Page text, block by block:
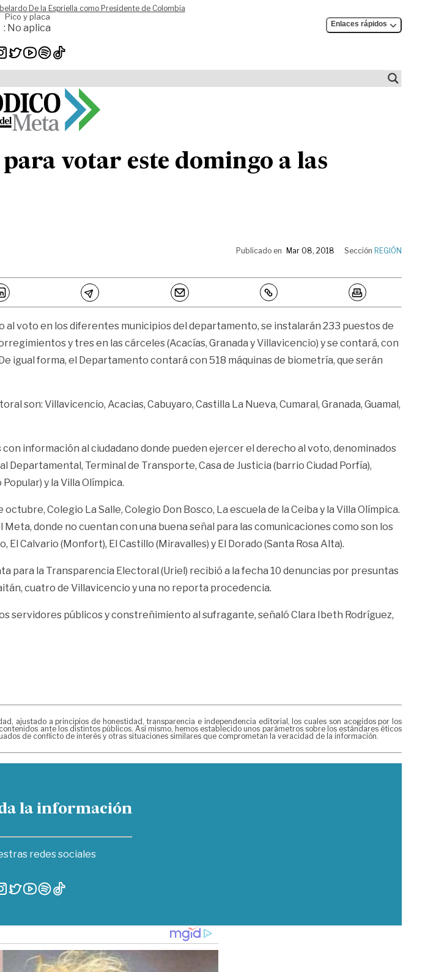
De la Espriella como Presidente de Colombia
Pico y placa
: No aplica Enlaces rápidos
votar este domingo a las
Publicado en Mar 08, 2018 Sección REGIÓN
voto en los diferentes municipios del departamento, se instalarán 233 puestos de
y tres en las cárceles (Acacías, Granada y Villavicencio) y se contará, con
igual forma, el Departamento contará con 518 máquinas de biometría, que serán
son: Villavicencio, Acacias, Cabuyaro, Castilla La Nueva, Cumaral, Granada, Guamal,
información al ciudadano donde pueden ejercer el derecho al voto, denominados
Terminal de Transporte, Casa de Justicia (barrio Ciudad Porfía),
y la Villa Olímpica.
Colegio La Salle, Colegio Don Bosco, La escuela de la Ceiba y la Villa Olímpica.
donde no cuentan con una buena señal para las comunicaciones como son los
Calvario (Monfort), El Castillo (Miravalles) y El Dorado (Santa Rosa Alta).
para la Transparencia Electoral (Uriel) recibió a la fecha 10 denuncias por presuntas
cuatro de Villavicencio y una no reporta procedencia.
servidores públicos y constreñimiento al sufragante, señaló Clara Ibeth Rodríguez,
ajustado a principios de honestidad, transparencia e independencia editorial, los cuales son acogidos por los
ante los distintos públicos. Así mismo, hemos establecido unos parámetros sobre los estándares éticos
de conflicto de interés y otras situaciones similares que comprometan la veracidad de la información.
la información
redes sociales